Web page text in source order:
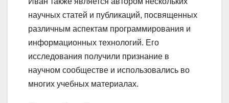
научных статей и публикаций, посвященных
различным аспектам программирования и
информационных технологий. Его
исследования получили признание в
научном сообществе и использовались во
многих учебных материалах.